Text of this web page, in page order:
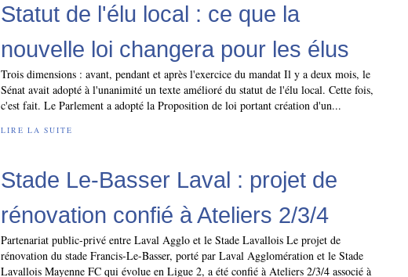
Statut de l'élu local : ce que la
nouvelle loi changera pour les élus
Trois dimensions : avant, pendant et après l'exercice du mandat Il y a deux mois, le
Sénat avait adopté à l'unanimité un texte amélioré du statut de l'élu local. Cette fois,
c'est fait. Le Parlement a adopté la Proposition de loi portant création d'un...
LIRE LA SUITE
Stade Le-Basser Laval : projet de
rénovation confié à Ateliers 2/3/4
Partenariat public-privé entre Laval Agglo et le Stade Lavallois Le projet de
rénovation du stade Francis-Le-Basser, porté par Laval Agglomération et le Stade
Lavallois Mayenne FC qui évolue en Ligue 2, a été confié à Ateliers 2/3/4 associé à